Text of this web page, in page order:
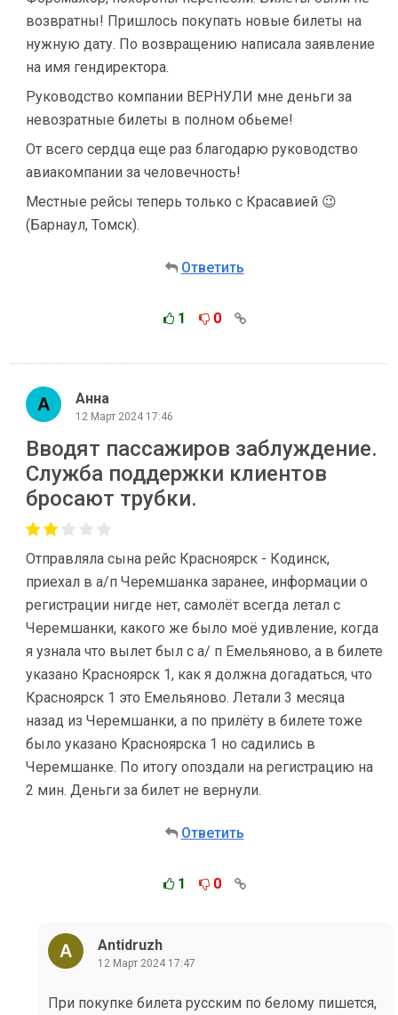
возвратны! Пришлось покупать новые билеты на
нужную дату. По возвращению написала заявление
на имя гендиректора.
Руководство компании ВЕРНУЛИ мне деньги за
невозратные билеты в полном обьеме!
От всего сердца еще раз благодарю руководство
авиакомпании за человечность!
Местные рейсы теперь только с Красавией 😉
(Барнаул, Томск).
Ответить
1 0
Анна
12 Март 2024 17:46
Вводят пассажиров заблуждение.
Служба поддержки клиентов
бросают трубки.
Отправляла сына рейс Красноярск - Кодинск,
приехал в а/п Черемшанка заранее, информации о
регистрации нигде нет, самолёт всегда летал с
Черемшанки, какого же было моё удивление, когда
я узнала что вылет был с а/ п Емельяново, а в билете
указано Красноярск 1, как я должна догадаться, что
Красноярск 1 это Емельяново. Летали 3 месяца
назад из Черемшанки, а по прилёту в билете тоже
было указано Красноярска 1 но садились в
Черемшанке. По итогу опоздали на регистрацию на
2 мин. Деньги за билет не вернули.
Ответить
1 0
Antidruzh
12 Март 2024 17:47
При покупке билета русским по белому пишется,